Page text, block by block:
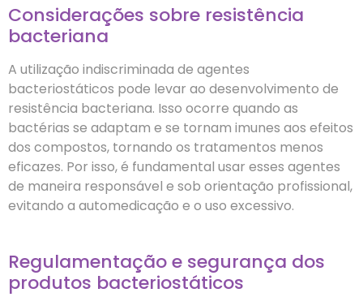
Considerações sobre resistência
bacteriana
A utilização indiscriminada de agentes
bacteriostáticos pode levar ao desenvolvimento de
resistência bacteriana. Isso ocorre quando as
bactérias se adaptam e se tornam imunes aos efeitos
dos compostos, tornando os tratamentos menos
eficazes. Por isso, é fundamental usar esses agentes
de maneira responsável e sob orientação profissional,
evitando a automedicação e o uso excessivo.
Regulamentação e segurança dos
produtos bacteriostáticos